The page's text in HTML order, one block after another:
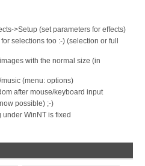
>Setup (set parameters for effects)
selections too :-) (selection or full
with the normal size (in
(menu: options)
after mouse/keyboard input
possible) ;-)
under WinNT is fixed